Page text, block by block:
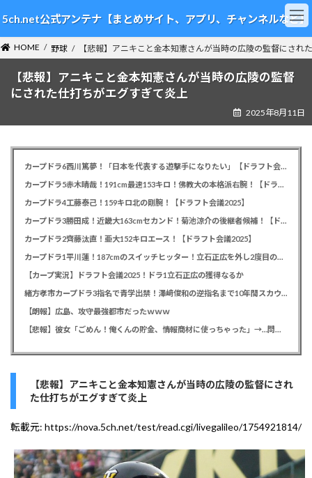
ン
テ
ン
ツ
ビ
ゲ
ー
シ
5ch.net公式アンテナ【まとめサイト、アプリ、チャンネルなど】
HOME 野球 【悲報】アニキこと金本知憲さんが当時の広陵の監督にされ
【悲報】アニキこと金本知憲さんが当時の広陵の監督
にされた仕打ちがエグすぎて炎上
2025年8月11日
カープドラ6西川篤夢！「日本を代表する遊撃手になりたい」【ドラフト会議2025】
カープドラ5赤木晴哉！191cm最速153キロ！佛教大の本格派右腕！【ドラフト会議2025】
カープドラ4工藤泰己！159キロ北の剛腕！【ドラフト会議2025】
カープドラ3勝田成！近畿大163cmセカンド！菊池涼介の後継者候補！【ドラフト会議2025】
カープドラ2齊藤汰直！亜大152キロエース！【ドラフト会議2025】
カープドラ1平川蓮！187cmのスイッチヒッター！立石正広を外し2度目の重複も新井監督がクジを引き当てる！【ドラフト会議2025】
【カープ実況】ドラフト会議2025！ドラ1立石正広の獲得なるか
緒方孝市カープドラ3指名で青学出禁！澤﨑俊和の逆指名まで10年間スカウト出禁
【朗報】広島、攻守最強都市だったｗｗｗ
【悲報】彼女「ごめん！俺くんの貯金、情報商材に使っちゃった」→…問い詰めたらギャン泣きされたんだが俺が悪いのか？
【悲報】アニキこと金本知憲さんが当時の広陵の監督にされ
た仕打ちがエグすぎて炎上
転載元: https://nova.5ch.net/test/read.cgi/livegalileo/1754921814/